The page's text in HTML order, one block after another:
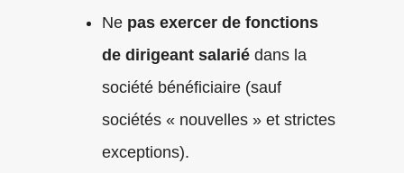
Ne pas exercer de fonctions
de dirigeant salariédans la
société bénéficiaire (sauf
sociétés « nouvelles » et strictes
exceptions).